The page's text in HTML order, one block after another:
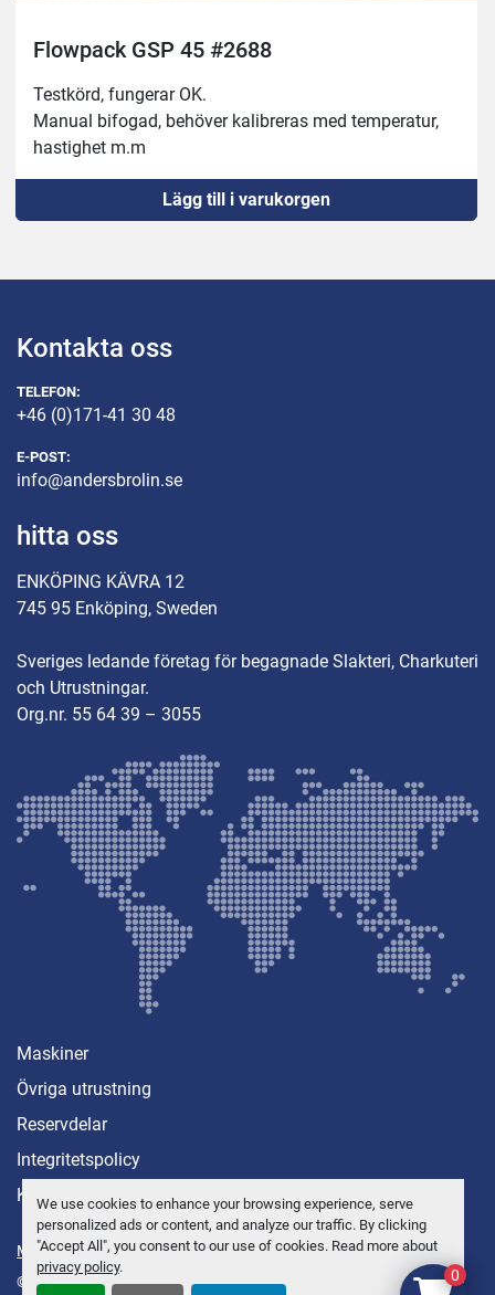
We use cookies to enhance your browsing experience, serve
personalized ads or content, and analyze our traffic. By clicking
"Accept All", you consent to our use of cookies. Read more about
privacy policy.
Flowpack GSP 45 #2688
Testkörd, fungerar OK.
Manual bifogad, behöver kalibreras med temperatur,
hastighet m.m
Lägg till i varukorgen
Kontakta oss
TELEFON:
+46 (0)171-41 30 48
E-POST:
info@andersbrolin.se
hitta oss
ENKÖPING KÄVRA 12
745 95 Enköping, Sweden
Sveriges ledande företag för begagnade Slakteri, Charkuteri
och Utrustningar.
Org.nr. 55 64 39 – 3055
Maskiner
Övriga utrustning
Reservdelar
Integritetspolicy
Kontakt
Manage Cookies
© Copyright Anders Brolin AB 2026 0